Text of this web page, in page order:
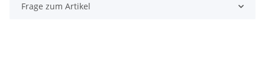
Frage zum Artikel